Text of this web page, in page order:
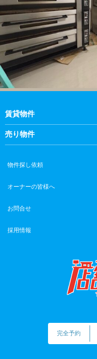
完全予約
賃貸物件
売り物件
物件探し依頼
オーナーの皆様へ
お問合せ
採用情報